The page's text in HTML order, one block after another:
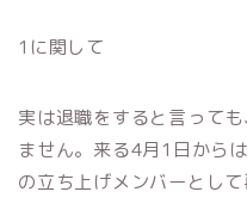
1に関して
実は退職をすると言って
ません。来る4月1日から
の立ち上げメンバーとし